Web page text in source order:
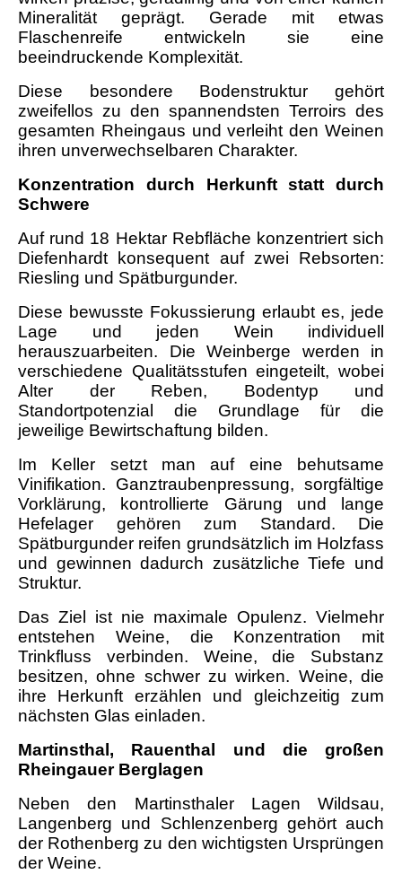
Mineralität geprägt. Gerade mit etwas
Flaschenreife entwickeln sie eine
beeindruckende Komplexität.
Diese besondere Bodenstruktur gehört
zweifellos zu den spannendsten Terroirs des
gesamten Rheingaus und verleiht den Weinen
ihren unverwechselbaren Charakter.
Konzentration durch Herkunft statt durch
Schwere
Auf rund 18 Hektar Rebfläche konzentriert sich
Diefenhardt konsequent auf zwei Rebsorten:
Riesling und Spätburgunder.
Diese bewusste Fokussierung erlaubt es, jede
Lage und jeden Wein individuell
herauszuarbeiten. Die Weinberge werden in
verschiedene Qualitätsstufen eingeteilt, wobei
Alter der Reben, Bodentyp und
Standortpotenzial die Grundlage für die
jeweilige Bewirtschaftung bilden.
Im Keller setzt man auf eine behutsame
Vinifikation. Ganztraubenpressung, sorgfältige
Vorklärung, kontrollierte Gärung und lange
Hefelager gehören zum Standard. Die
Spätburgunder reifen grundsätzlich im Holzfass
und gewinnen dadurch zusätzliche Tiefe und
Struktur.
Das Ziel ist nie maximale Opulenz. Vielmehr
entstehen Weine, die Konzentration mit
Trinkfluss verbinden. Weine, die Substanz
besitzen, ohne schwer zu wirken. Weine, die
ihre Herkunft erzählen und gleichzeitig zum
nächsten Glas einladen.
Martinsthal, Rauenthal und die großen
Rheingauer Berglagen
Neben den Martinsthaler Lagen Wildsau,
Langenberg und Schlenzenberg gehört auch
der Rothenberg zu den wichtigsten Ursprüngen
der Weine.